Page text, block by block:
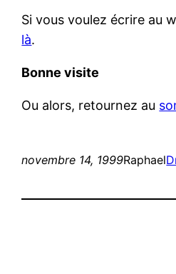
Si vous voulez écrire au
là.
Bonne visite
Ou alors, retournez au
novembre 14, 1999Raphael